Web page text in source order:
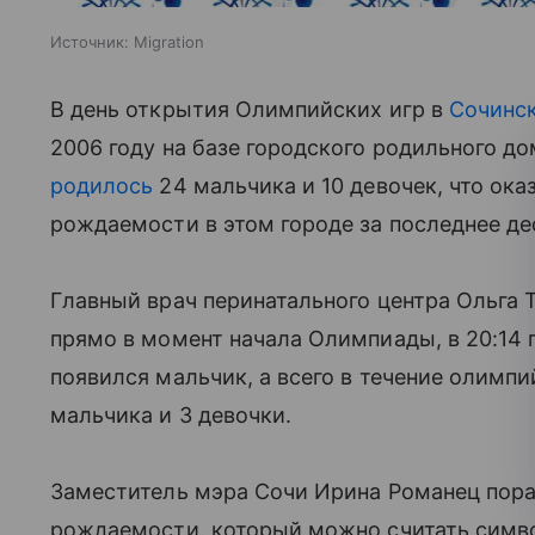
Источник: Migration
В день открытия Олимпийских игр в
2006 году на базе городского родильного
родилось 24 мальчика и 10 девочек, что
рождаемости в этом городе за последнее
Главный врач перинатального центра Ольга
прямо в момент начала Олимпиады, в 20:14
появился мальчик, а всего в течение
мальчика и 3 девочки.
Заместитель мэра Сочи Ирина Романец
рождаемости, который можно считать